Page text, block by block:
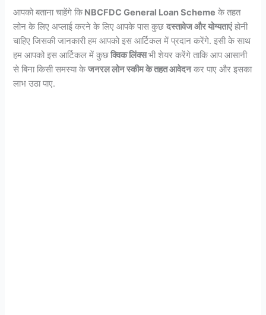
आपको बताना चाहेंगे किNBCFDC General Loan Scheme के तहत
लोन के लिए अप्लाई करने के लिए आपके पास कुछदस्तावेज और योग्यताएंहोनी
चाहिए जिसकी जानकारी हम आपको इस आर्टिकल में प्रदान करेंगे. इसी के साथ
हम आपको इस आर्टिकल में कुछक्विक लिंक्सभी शेयर करेंगे ताकि आप आसानी
से बिना किसी समस्या केजनरल लोन स्कीम के तहत आवेदनकर पाए और इसका
लाभ उठा पाए.